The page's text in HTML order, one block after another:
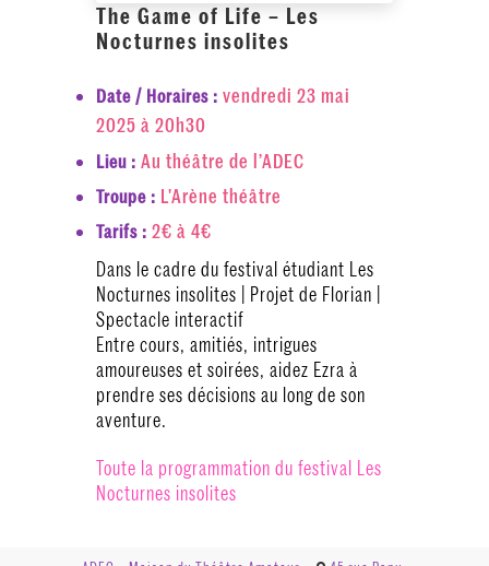
The Game of Life – Les
Nocturnes insolites
Date / Horaires : vendredi 23 mai
2025 à 20h30
Lieu : Au théâtre de l’ADEC
Troupe : L'Arène théâtre
Tarifs : 2€ à 4€
Dans le cadre du festival étudiant Les
Nocturnes insolites | Projet de Florian |
Spectacle interactif
Entre cours, amitiés, intrigues
amoureuses et soirées, aidez Ezra à
prendre ses décisions au long de son
aventure.
Toute la programmation du festival Les
Nocturnes insolites